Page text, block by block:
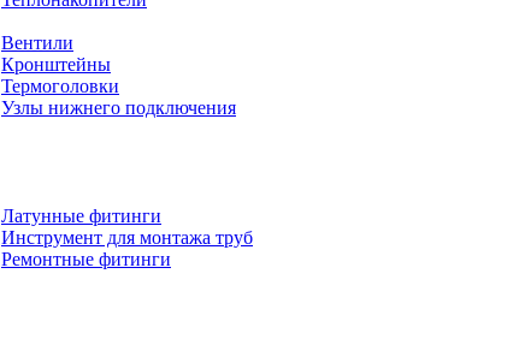
Вентили
Кронштейны
Термоголовки
Узлы нижнего подключения
Латунные фитинги
Инструмент для монтажа труб
Ремонтные фитинги